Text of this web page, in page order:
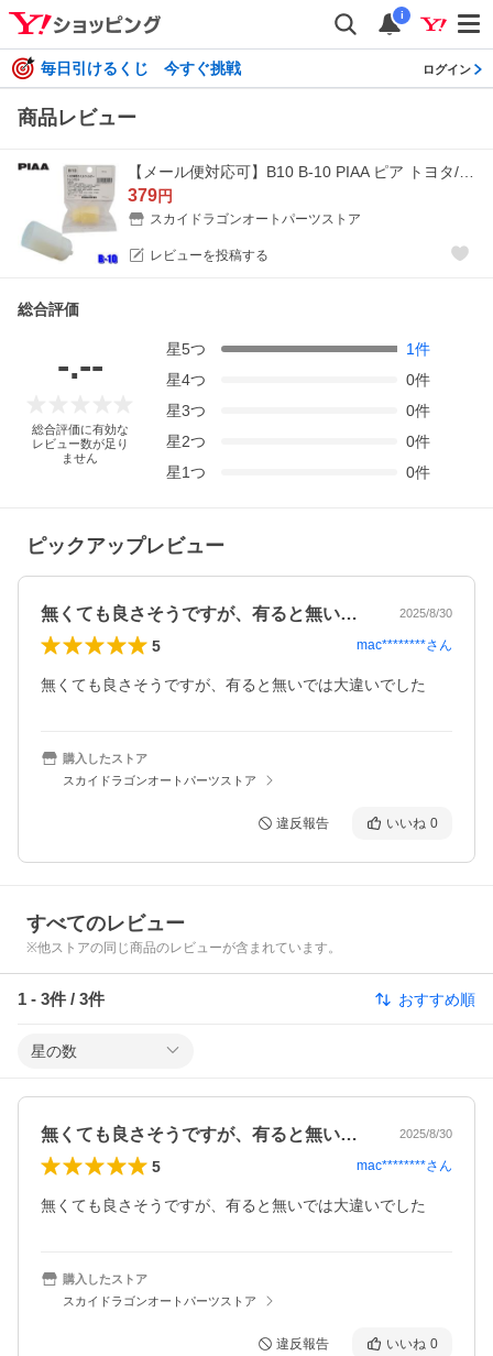
i
毎日引けるくじ 今すぐ挑戦 ログイン
商品レビュー
379円
スカイドラゴンオートパーツストア
レビューを投稿する
総合評価
-.--
総合評価に有効な
レビュー数が足り
ません
星5つ 1件
星4つ 0件
星3つ 0件
星2つ 0件
星1つ 0件
ピックアップレビュー
無くても良さそうですが、有ると無いでは… 2025/8/30
5 mac********さん
無くても良さそうですが、有ると無いでは大違いでした
購入したストア
スカイドラゴンオートパーツストア
違反報告 いいね 0
すべてのレビュー
※他ストアの同じ商品のレビューが含まれています。
1 - 3件 / 3件 おすすめ順
星の数
無くても良さそうですが、有ると無いでは… 2025/8/30
5 mac********さん
無くても良さそうですが、有ると無いでは大違いでした
購入したストア
スカイドラゴンオートパーツストア
違反報告 いいね 0